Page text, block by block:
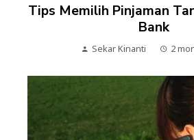
Tips Memilih Pinjaman
Bank
Sekar Kinanti 2